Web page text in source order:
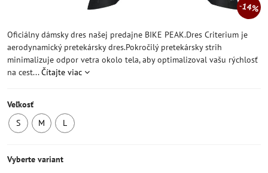
14%
Oficiálny dámsky dres našej predajne BIKE PEAK.Dres Criterium je
aerodynamický pretekársky dres.Pokročilý pretekársky strih
minimalizuje odpor vetra okolo tela, aby optimalizoval vašu rýchlosť
na cest...Čítajte viac
Veľkosť
S
M
L
Vyberte variant